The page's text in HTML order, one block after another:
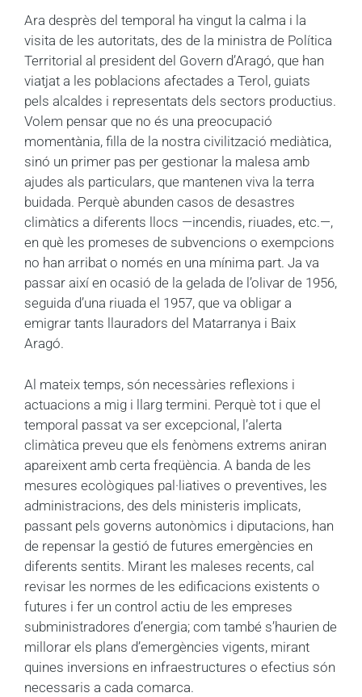
Ara desprès del temporal ha vingut la calma i la
visita de les autoritats, des de la ministra de Política
Territorial al president del Govern d’Aragó, que han
viatjat a les poblacions afectades a Terol, guiats
pels alcaldes i representats dels sectors productius.
Volem pensar que no és una preocupació
momentània, filla de la nostra civilització mediàtica,
sinó un primer pas per gestionar la malesa amb
ajudes als particulars, que mantenen viva la terra
buidada. Perquè abunden casos de desastres
climàtics a diferents llocs —incendis, riuades, etc.—,
en què les promeses de subvencions o exempcions
no han arribat o només en una mínima part. Ja va
passar així en ocasió de la gelada de l’olivar de 1956,
seguida d’una riuada el 1957, que va obligar a
emigrar tants llauradors del Matarranya i Baix
Aragó.
Al mateix temps, són necessàries reflexions i
actuacions a mig i llarg termini. Perquè tot i que el
temporal passat va ser excepcional, l’alerta
climàtica preveu que els fenòmens extrems aniran
apareixent amb certa freqüència. A banda de les
mesures ecològiques pal·liatives o preventives, les
administracions, des dels ministeris implicats,
passant pels governs autonòmics i diputacions, han
de repensar la gestió de futures emergències en
diferents sentits. Mirant les maleses recents, cal
revisar les normes de les edificacions existents o
futures i fer un control actiu de les empreses
subministradores d’energia; com també s’haurien de
millorar els plans d’emergències vigents, mirant
quines inversions en infraestructures o efectius són
necessaris a cada comarca.